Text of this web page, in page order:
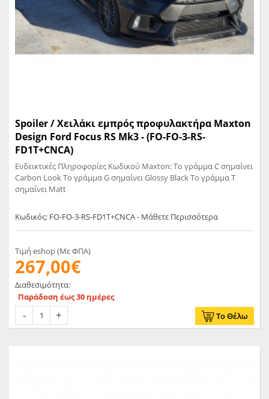
Spoiler / Χειλάκι εμπρός προφυλακτήρα Maxton
Design Ford Focus RS Mk3 - (FO-FO-3-RS-
FD1T+CNCA)
Ενδεικτικές Πληροφορίες Κωδικού Maxton: Το γράμμα C σημαίνει
Carbon Look Το γράμμα G σημαίνει Glossy Black Το γράμμα T
σημαίνει Matt
Κωδικός: FO-FO-3-RS-FD1T+CNCA - Μάθετε Περισσότερα
Τιμή eshop (Με ΦΠΑ)
267,00€
Διαθεσιμότητα:
Παράδοση έως 30 ημέρες
Το Θέλω